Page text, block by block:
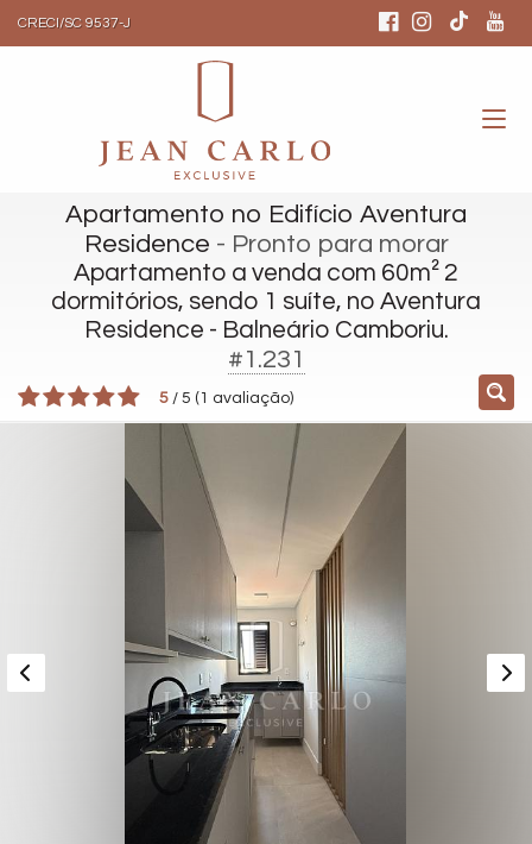
CRECI/SC 9537-J
Apartamento no Edifício Aventura
Residence - Pronto para morar
Apartamento a venda com 60m² 2
dormitórios, sendo 1 suíte, no Aventura
Residence - Balneário Camboriu.
#1.231
5 / 5 ( 1 avaliação)